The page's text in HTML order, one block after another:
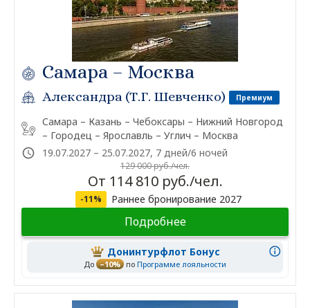
Самара – Москва
Александра (Т.Г. Шевченко) Премиум
Самара – Казань – Чебоксары – Нижний Новгород
– Городец – Ярославль – Углич – Москва
19.07.2027 – 25.07.2027, 7 дней/6 ночей
129 000 руб./чел.
От 114 810 руб./чел.
-11% Раннее бронирование 2027
Подробнее
Донинтурфлот Бонус
До –10% по Программе лояльности